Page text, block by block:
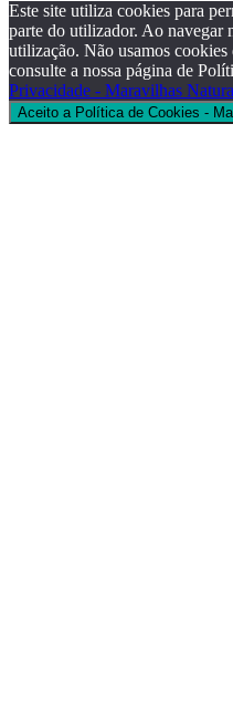
Este site utiliza cookies para
parte do utilizador. Ao navegar
utilização. Não usamos
consulte a nossa página de
Privacidade - Maravilhas
Aceito a Política de Cookies -